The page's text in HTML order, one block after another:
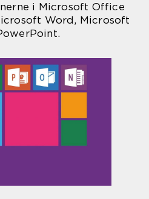
i Microsoft Office
Word, Microsoft